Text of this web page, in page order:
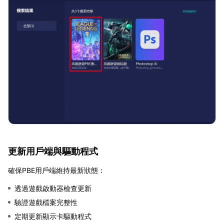
更新用戶端與驅動程式
確保PBE用戶端維持最新狀態：
透過遊戲啟動器檢查更新
驗證遊戲檔案完整性
定期更新顯示卡驅動程式